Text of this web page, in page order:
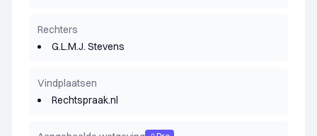
Rechters
G.L.M.J. Stevens
Vindplaatsen
Rechtspraak.nl